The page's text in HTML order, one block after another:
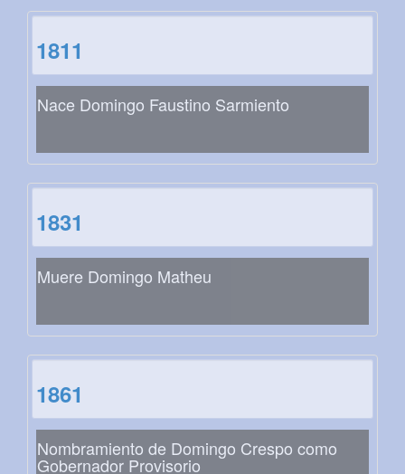
1811
Nace Domingo Faustino Sarmiento
1831
Muere Domingo Matheu
1861
Nombramiento de Domingo Crespo como
Gobernador Provisorio